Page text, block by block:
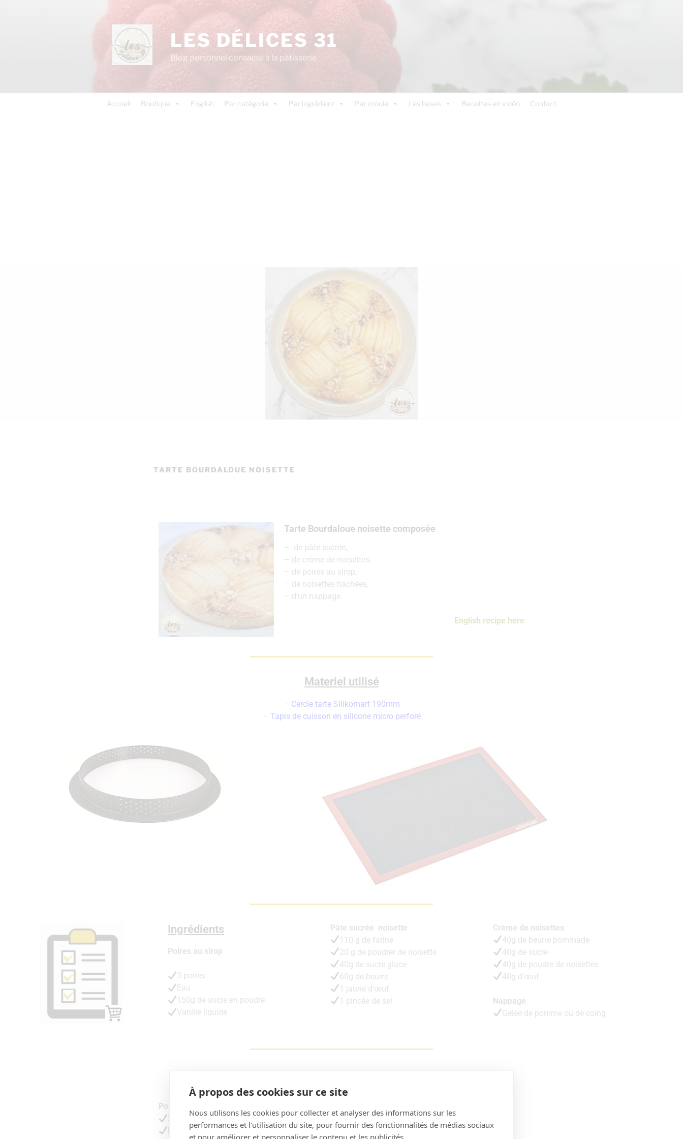
LES DÉLICES 31
Blog personnel consacré à la pâtisserie
Accueil Boutique English Par catégorie Par ingrédient Par moule Les bases Recettes en vidéo Contact
TARTE BOURDALOUE NOISETTE
Tarte Bourdaloue noisette composée
– de pâte sucrée,
– de crème de noisettes,
– de poires au sirop,
– de noisettes hachées,
– d’un nappage.
English recipe here
Materiel utilisé
– Cercle tarte Silikomart 190mm
– Tapis de cuisson en silicone micro perforé
Ingrédients
Poires au sirop
3 poires
Eau
150g de sucre en poudre
Vanille liquide
Pâte sucrée noisette
110 g de farine
20 g de poudrer de noisette
40g de sucre glace
60g de beurre
1 jaune d’œuf
1 pincée de sel
Crème de noisettes
40g de beurre pommade
40g de sucre
40g de poudre de noisettes
40g d’œuf
Nappage
Gelée de pomme ou de coing
La recette
Poires au sirop
3 belles poires
Eau
À propos des cookies sur ce site
Nous utilisons les cookies pour collecter et analyser des informations sur les
performances et l'utilisation du site, pour fournir des fonctionnalités de médias sociaux
et pour améliorer et personnaliser le contenu et les publicités.